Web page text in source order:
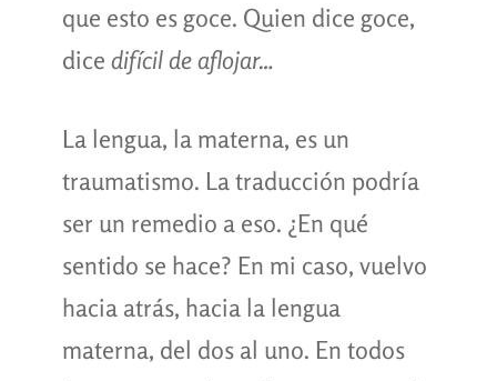
que esto es goce. Quien dice goce,
dice difícil de aflojar…
La lengua, la materna, es un
traumatismo. La traducción podría
ser un remedio a eso. ¿En qué
sentido se hace? En mi caso, vuelvo
hacia atrás, hacia la lengua
materna, del dos al uno. En todos